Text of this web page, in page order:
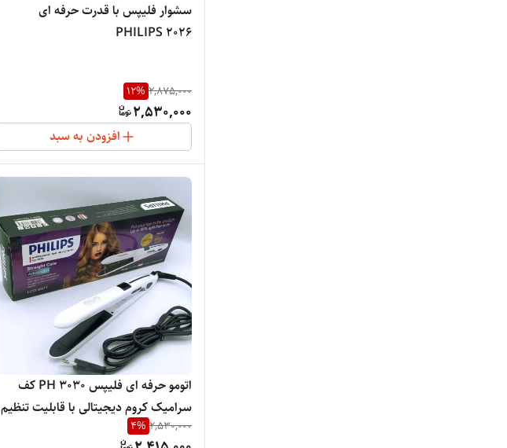
سشوار فلیپس با قدرت حرفه ای
PHILIPS 2026
2,875,000
12%
2,530,000
افزودن به سبد
اتومو حرفه ای فلیپس PH 3030 کف
سرامیک کروم دیجیتالی با قابلیت تنظیم
2,530,000
4%